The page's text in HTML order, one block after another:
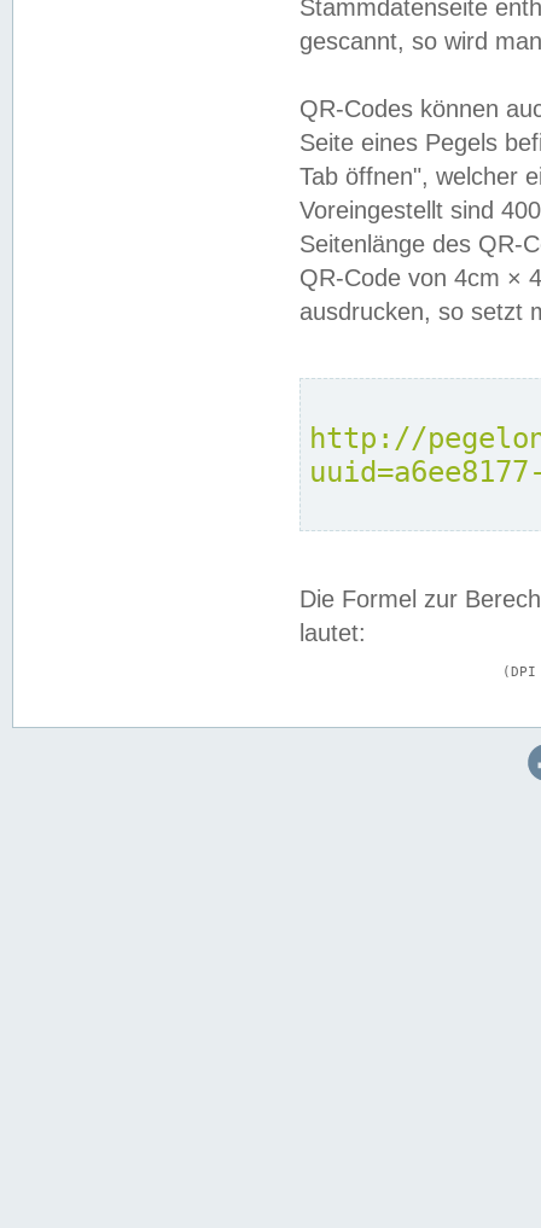
Stammdatenseite
gescannt, so wird
QR-Codes können
Seite eines Pegels
Tab öffnen", welcher
Voreingestellt sind
Seitenlänge des QR-
QR-Code von 4cm ×
ausdrucken, so setzt
http://
Die Formel zur
lautet: